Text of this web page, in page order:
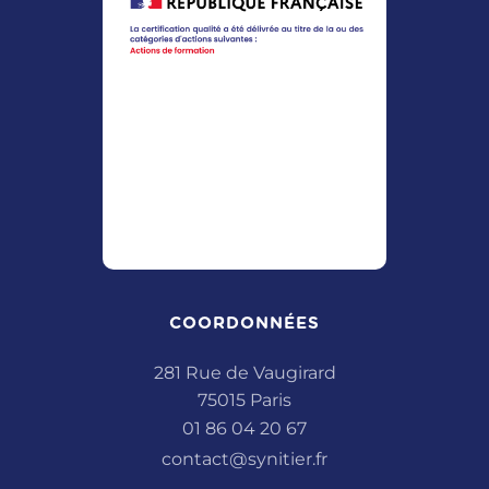
COORDONNÉES
281 Rue de Vaugirard
75015 Paris
01 86 04 20 67
contact@synitier.fr